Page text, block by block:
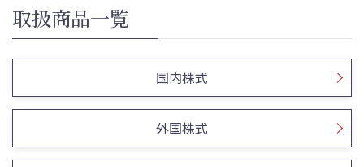
取扱商品一覧
国内株式
外国株式